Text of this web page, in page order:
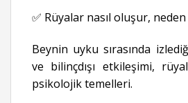
✅ Rüyalar nasıl oluşur,
Beynin uyku sırasında
ve bilinçdışı etkileşimi,
psikolojik temelleri.